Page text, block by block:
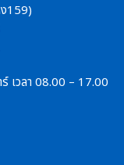
159)
เวลา 08.00 – 17.00